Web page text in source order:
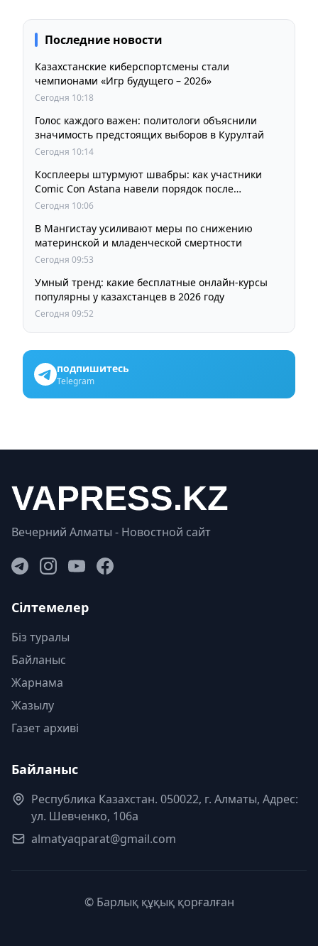
Последние новости
Казахстанские киберспортсмены стали
чемпионами «Игр будущего – 2026»
Сегодня 10:18
Голос каждого важен: политологи объяснили
значимость предстоящих выборов в Курултай
Сегодня 10:14
Косплееры штурмуют швабры: как участники
Comic Con Astana навели порядок после
фестиваля
Сегодня 10:06
В Мангистау усиливают меры по снижению
материнской и младенческой смертности
Сегодня 09:53
Умный тренд: какие бесплатные онлайн-курсы
популярны у казахстанцев в 2026 году
Сегодня 09:52
подпишитесь
Telegram
Вечерний Алматы - Новостной сайт
Сілтемелер
Біз туралы
Байланыс
Жарнама
Жазылу
Газет архиві
Байланыс
Республика Казахстан. 050022, г. Алматы, Адрес:
ул. Шевченко, 106а
almatyaqparat@gmail.com
© Барлық құқық қорғалған